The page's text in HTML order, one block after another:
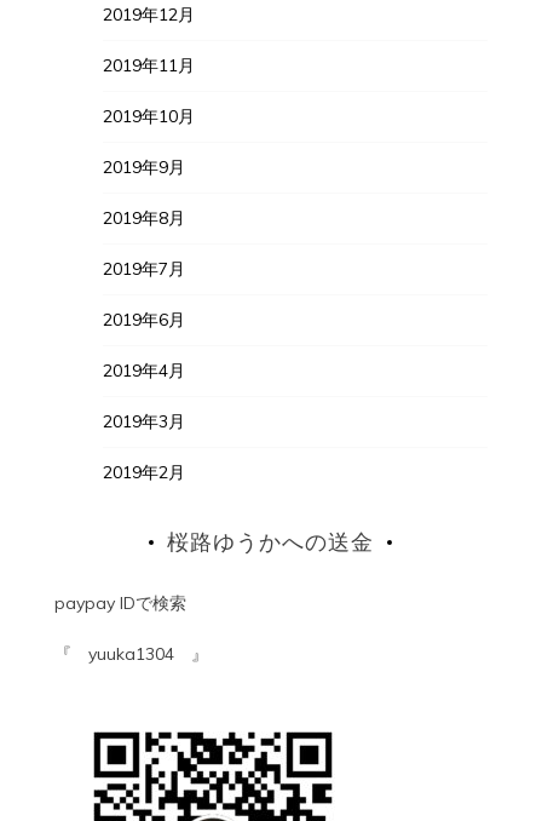
2019年12月
2019年11月
2019年10月
2019年9月
2019年8月
2019年7月
2019年6月
2019年4月
2019年3月
2019年2月
桜路ゆうかへの送金
paypay IDで検索
『 yuuka1304 』